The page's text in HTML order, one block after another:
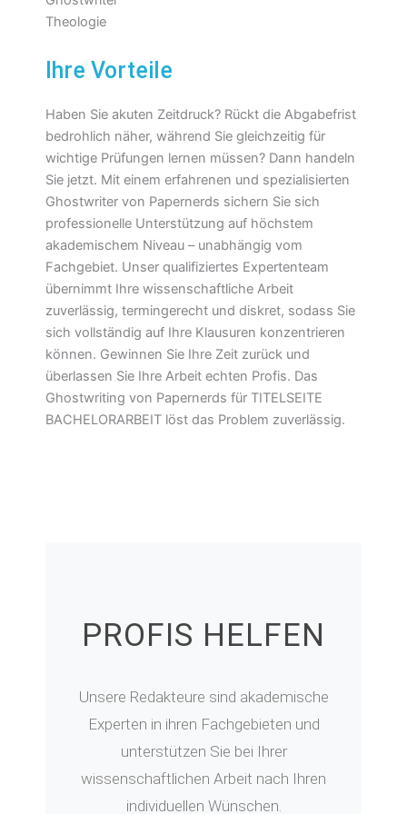
Ihre Vorteile
Haben Sie akuten Zeitdruck? Rückt die Abgabefrist
bedrohlich näher, während Sie gleichzeitig für
wichtige Prüfungen lernen müssen? Dann handeln
Sie jetzt. Mit einem erfahrenen und spezialisierten
Ghostwriter von Papernerds sichern Sie sich
professionelle Unterstützung auf höchstem
akademischem Niveau – unabhängig vom
Fachgebiet. Unser qualifiziertes Expertenteam
übernimmt Ihre wissenschaftliche Arbeit
zuverlässig, termingerecht und diskret, sodass Sie
sich vollständig auf Ihre Klausuren konzentrieren
können. Gewinnen Sie Ihre Zeit zurück und
überlassen Sie Ihre Arbeit echten Profis. Das
Ghostwriting von Papernerds für TITELSEITE
BACHELORARBEIT löst das Problem zuverlässig.
PROFIS HELFEN
Unsere Redakteure sind akademische
Experten in ihren Fachgebieten und
unterstützen Sie bei Ihrer
wissenschaftlichen Arbeit nach Ihren
individuellen Wünschen.